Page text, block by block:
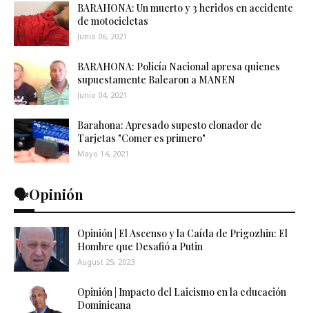
BARAHONA: Un muerto y 3 heridos en accidente
de motocicletas
Junio 06, 2021
BARAHONA: Policía Nacional apresa quienes
supuestamente Balearon a MANEN
Junio 04, 2021
Barahona: Apresado supesto clonador de
Tarjetas "Comer es primero"
Mayo 14, 2021
🗣️Opinión
Opinión | El Ascenso y la Caída de Prigozhin: El
Hombre que Desafió a Putin
August 25, 2023
Opinión | Impacto del Laicismo en la educación
Dominicana